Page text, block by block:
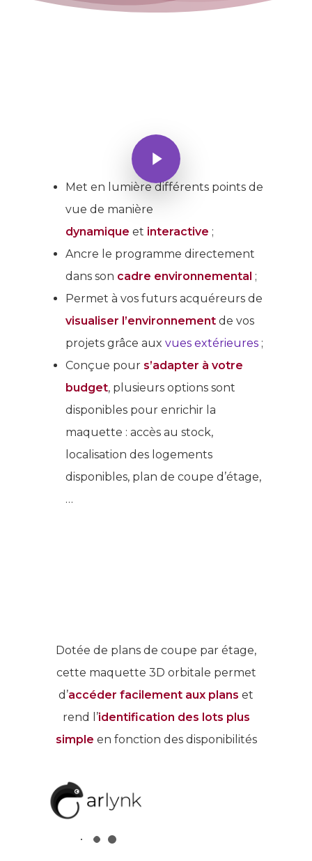
Met en lumière différents points de
vue de manière
dynamique et interactive ;
Ancre le programme directement
dans son cadre environnemental ;
Permet à vos futurs acquéreurs de
visualiser l’environnement de vos
projets grâce auxvues extérieures ;
Conçue pour s’adapter à votre
budget, plusieurs options sont
disponibles pour enrichir la
maquette : accès au stock,
localisation des logements
disponibles, plan de coupe d’étage,
…
Dotée de plans de coupe par étage,
cette maquette 3D orbitale permet
d’accéder facilement aux plans et
rend l’identification des lots plus
simple en fonction des disponibilités